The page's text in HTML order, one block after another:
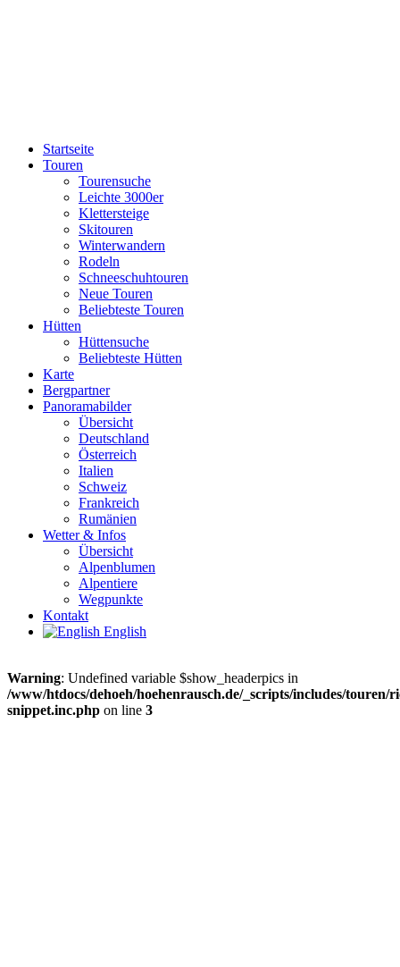
Startseite
Touren
Tourensuche
Leichte 3000er
Klettersteige
Skitouren
Winterwandern
Rodeln
Schneeschuhtouren
Neue Touren
Beliebteste Touren
Hütten
Hüttensuche
Beliebteste Hütten
Karte
Bergpartner
Panoramabilder
Übersicht
Deutschland
Österreich
Italien
Schweiz
Frankreich
Rumänien
Wetter & Infos
Übersicht
Alpenblumen
Alpentiere
Wegpunkte
Kontakt
English
Warning: Undefined variable $show_headerpics in
/www/htdocs/dehoeh/hoehenrausch.de/_scripts/includes/touren/
snippet.inc.php on line 3